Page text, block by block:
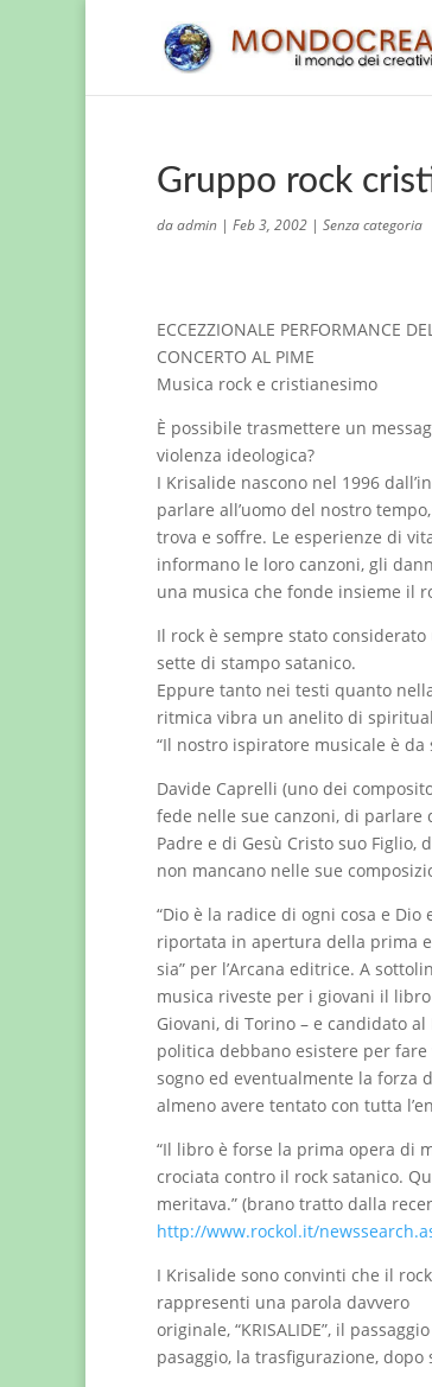
Gruppo rock
daadmin | Feb 3, 2002 | Senza categoria
ECCEZZIONALE PERFORMANCE
CONCERTO AL PIME
Musica rock e cristianesimo
È possibile trasmettere un
violenza ideologica?
I Krisalide nascono nel 1996
parlare all’uomo del nostro
trova e soffre. Le esperienze di
informano le loro canzoni, gli
una musica che fonde insieme il
Il rock è sempre stato
sette di stampo satanico.
Eppure tanto nei testi quanto
ritmica vibra un anelito di
“Il nostro ispiratore musicale è da
Davide Caprelli (uno dei
fede nelle sue canzoni, di parlare
Padre e di Gesù Cristo suo
non mancano nelle sue
“Dio è la radice di ogni cosa e
riportata in apertura della prima
sia” per l’Arcana editrice. A
musica riveste per i giovani il
Giovani, di Torino – e candidato
politica debbano esistere per
sogno ed eventualmente la forza
almeno avere tentato con tutta
“Il libro è forse la prima opera di
crociata contro il rock satanico.
meritava.” (brano tratto dalla
http://www.rockol.it/
I Krisalide sono convinti che il
rappresenti una parola davvero
originale, “KRISALIDE”, il
pasaggio, la trasfigurazione,